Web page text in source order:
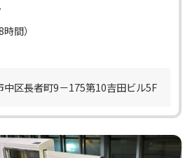
間）
中区長者町9－175第10吉田ビル5F